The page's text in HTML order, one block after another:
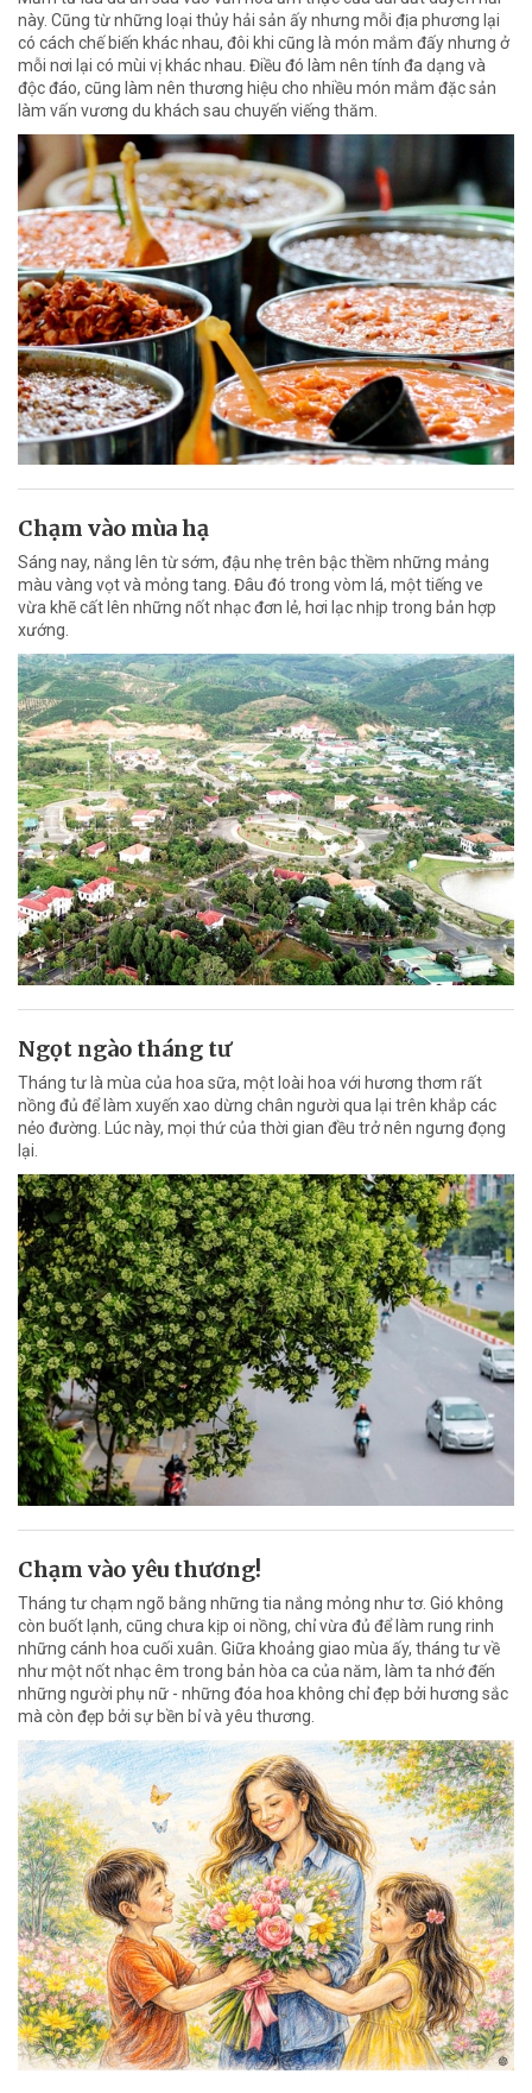
này. Cũng từ những loại thủy hải sản ấy nhưng mỗi địa phương lại
có cách chế biến khác nhau, đôi khi cũng là món mắm đấy nhưng ở
mỗi nơi lại có mùi vị khác nhau. Điều đó làm nên tính đa dạng và
độc đáo, cũng làm nên thương hiệu cho nhiều món mắm đặc sản
làm vấn vương du khách sau chuyến viếng thăm.
Chạm vào mùa hạ
Sáng nay, nắng lên từ sớm, đậu nhẹ trên bậc thềm những mảng
màu vàng vọt và mỏng tang. Đâu đó trong vòm lá, một tiếng ve
vừa khẽ cất lên những nốt nhạc đơn lẻ, hơi lạc nhịp trong bản hợp
xướng.
Ngọt ngào tháng tư
Tháng tư là mùa của hoa sữa, một loài hoa với hương thơm rất
nồng đủ để làm xuyến xao dừng chân người qua lại trên khắp các
nẻo đường. Lúc này, mọi thứ của thời gian đều trở nên ngưng đọng
lại.
Chạm vào yêu thương!
Tháng tư chạm ngõ bằng những tia nắng mỏng như tơ. Gió không
còn buốt lạnh, cũng chưa kịp oi nồng, chỉ vừa đủ để làm rung rinh
những cánh hoa cuối xuân. Giữa khoảng giao mùa ấy, tháng tư về
như một nốt nhạc êm trong bản hòa ca của năm, làm ta nhớ đến
những người phụ nữ - những đóa hoa không chỉ đẹp bởi hương sắc
mà còn đẹp bởi sự bền bỉ và yêu thương.